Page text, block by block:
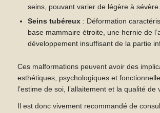
seins, pouvant varier de légère à sévère.
Seins tubéreux : Déformation
base mammaire étroite, une hernie de
développement insuffisant de la partie
Ces malformations peuvent avoir des
esthétiques, psychologiques et
l’estime de soi, l’allaitement et la qualité de
Il est donc vivement recommandé de